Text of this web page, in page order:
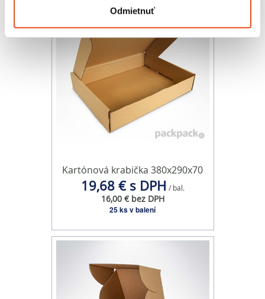
údaje, nájdete v časti svašimi nastaveniami
o používaní súborov cookie.
Na prispôsobenie obsahu a reklám, poskytovanie funkcií
sociálnych médií a analýzu návštevnosti používame
súbory cookie. Informácie o tom, ako používate naše
webové stránky, poskytujeme aj našim partnerom v
oblasti sociálnych médií, inzercie a analýzy. Títo partneri
môžu príslušné informácie skombinovať s ďalšími
keď ste používali ich služby.
Odmietnuť
Kartónová krabička 380x290x70
19,68 € s DPH / bal.
16,00 € bez DPH
25 ks v balení